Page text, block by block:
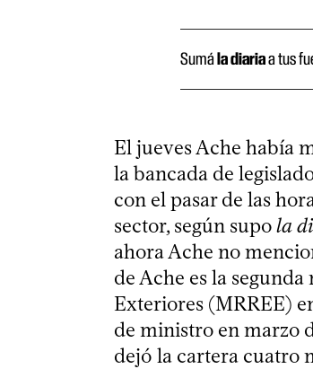
Sumála diariaa tus
El jueves Ache había
la bancada de
con el pasar de las
sector, según supola
ahora Ache no
de Ache es la
Exteriores (MRREE)
de ministro en marzo
dejó la cartera cuatro